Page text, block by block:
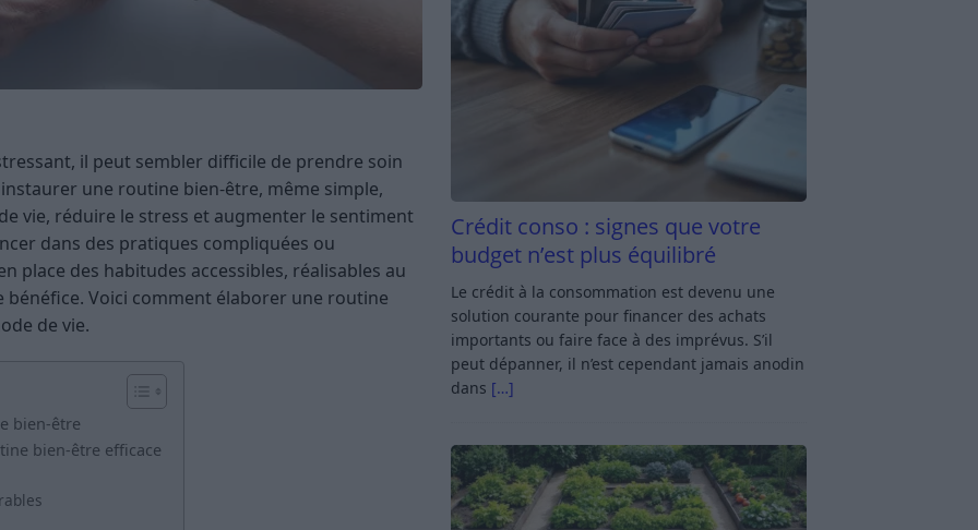
il peut sembler difficile de prendre soin
une routine bien-être, même simple,
vie, réduire le stress et augmenter le sentiment
dans des pratiques compliquées ou
place des habitudes accessibles, réalisables au
Voici comment élaborer une routine
de vie.
bien-être
bien-être efficace
Crédit conso : signes que votre
budget n’est plus équilibré
Le crédit à la consommation est devenu une
solution courante pour financer des achats
importants ou faire face à des imprévus. S’il
peut dépanner, il n’est cependant jamais anodin
dans […]